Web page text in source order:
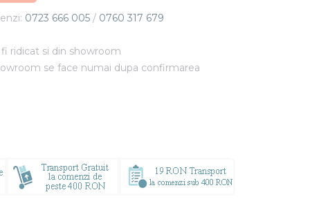
0723 666 005 / 0760 317 679
ridicat si din showroom
se face numai dupa confirmarea